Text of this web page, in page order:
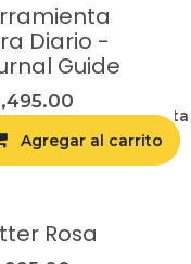
Agregar a la
Diario -
Guide
Agregar al carrito
Rosa